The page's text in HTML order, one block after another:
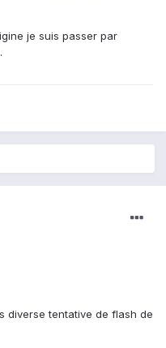
je suis passer par
diverse tentative de flash de